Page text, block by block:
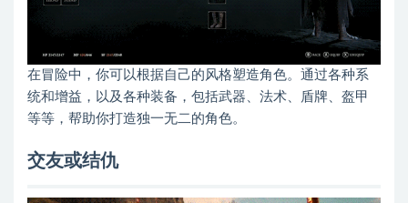
在冒险中，你可以根据自己的风格塑造角色。通过各种系
统和增益，以及各种装备，包括武器、法术、盾牌、盔甲
等等，帮助你打造独一无二的角色。
交友或结仇